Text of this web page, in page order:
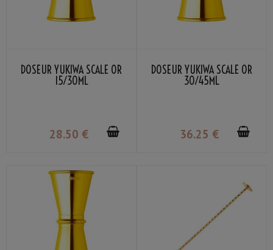
DOSEUR YUKIWA SCALE OR
15/30ML
28.50 €
DOSEUR YUKIWA SCALE OR
30/45ML
36.25 €